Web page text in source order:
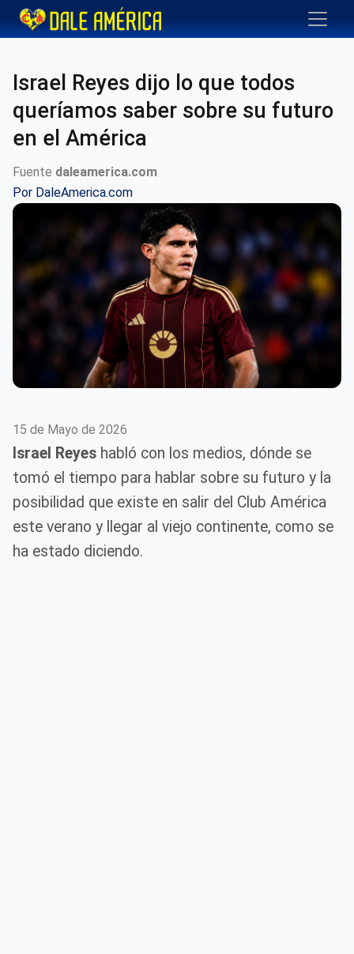
Israel Reyes dijo lo que todos
queríamos saber sobre su futuro
en el América
Fuente daleamerica.com
Por DaleAmerica.com
15 de Mayo de 2026
Israel Reyes habló con los medios, dónde se
tomó el tiempo para hablar sobre su futuro y la
posibilidad que existe en salir del Club América
este verano y llegar al viejo continente, como se
ha estado diciendo.